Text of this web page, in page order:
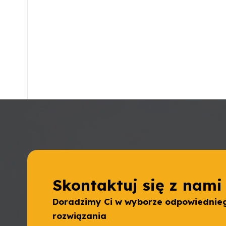
Skontaktuj się z nami
Doradzimy Ci w wyborze
rozwiązania